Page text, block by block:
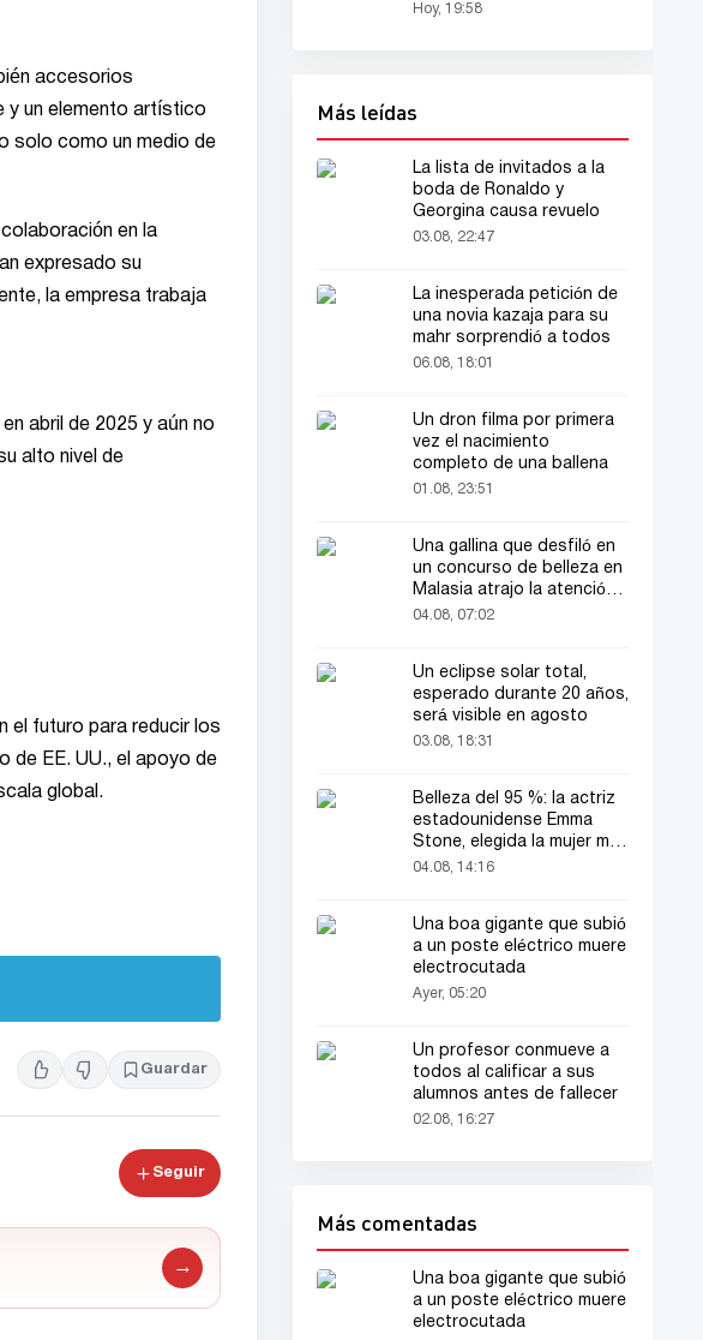
accesorios
y un elemento artístico
solo como un medio de
en la
expresado su
la empresa trabaja
abril de 2025 y aún no
alto nivel de
el futuro para reducir los
de EE. UU., el apoyo de
global.
Guardar
Seguir
→
Hoy, 19:58
Más leídas
La lista de invitados a la
boda de Ronaldo y
Georgina causa revuelo
03.08, 22:47
La inesperada petición de
una novia kazaja para su
mahr sorprendió a todos
06.08, 18:01
Un dron filma por primera
vez el nacimiento
completo de una ballena
01.08, 23:51
Una gallina que desfiló en
un concurso de belleza en
Malasia atrajo la atención
del público
04.08, 07:02
Un eclipse solar total,
esperado durante 20 años,
será visible en agosto
03.08, 18:31
Belleza del 95 %: la actriz
estadounidense Emma
Stone, elegida la mujer más
bella del mundo
04.08, 14:16
Una boa gigante que subió
a un poste eléctrico muere
electrocutada
Ayer, 05:20
Un profesor conmueve a
todos al calificar a sus
alumnos antes de fallecer
02.08, 16:27
Más comentadas
Una boa gigante que subió
a un poste eléctrico muere
electrocutada